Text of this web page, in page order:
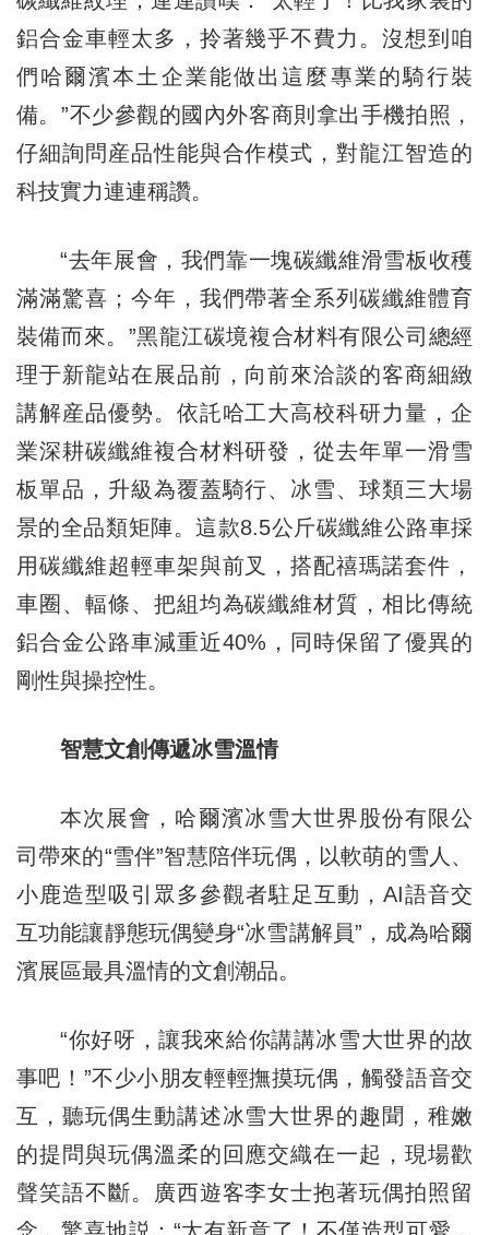
鋁合金車輕太多，拎著幾乎不費力。沒想到咱
們哈爾濱本土企業能做出這麼專業的騎行裝
備。”不少參觀的國內外客商則拿出手機拍照，
仔細詢問産品性能與合作模式，對龍江智造的
科技實力連連稱讚。
“去年展會，我們靠一塊碳纖維滑雪板收穫
滿滿驚喜；今年，我們帶著全系列碳纖維體育
裝備而來。”黑龍江碳境複合材料有限公司總經
理于新龍站在展品前，向前來洽談的客商細緻
講解産品優勢。依託哈工大高校科研力量，企
業深耕碳纖維複合材料研發，從去年單一滑雪
板單品，升級為覆蓋騎行、冰雪、球類三大場
景的全品類矩陣。這款8.5公斤碳纖維公路車採
用碳纖維超輕車架與前叉，搭配禧瑪諾套件，
車圈、輻條、把組均為碳纖維材質，相比傳統
鋁合金公路車減重近40%，同時保留了優異的
剛性與操控性。
智慧文創傳遞冰雪溫情
本次展會，哈爾濱冰雪大世界股份有限公
司帶來的“雪伴”智慧陪伴玩偶，以軟萌的雪人、
小鹿造型吸引眾多參觀者駐足互動，AI語音交
互功能讓靜態玩偶變身“冰雪講解員”，成為哈爾
濱展區最具溫情的文創潮品。
“你好呀，讓我來給你講講冰雪大世界的故
事吧！”不少小朋友輕輕撫摸玩偶，觸發語音交
互，聽玩偶生動講述冰雪大世界的趣聞，稚嫩
的提問與玩偶溫柔的回應交織在一起，現場歡
聲笑語不斷。廣西遊客李女士抱著玩偶拍照留